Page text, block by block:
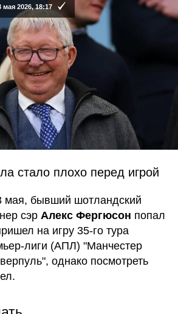
2026, 18:17
стало плохо перед игрой
мая, бывший шотландский
сэр Алекс Фергюсон попал
на игру 35-го тура
лиги (АПЛ) "Манчестер
однако посмотреть